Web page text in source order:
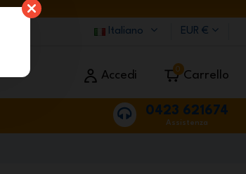
Italiano EUR €
Accedi 0 Carrello
0423 621674
Assistenza